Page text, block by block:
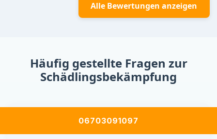
Alle Bewertungen anzeigen
Häufig gestellte Fragen zur
Schädlingsbekämpfung
Wie erkenne ich einen Schädlingsbefall, auch
06703091097